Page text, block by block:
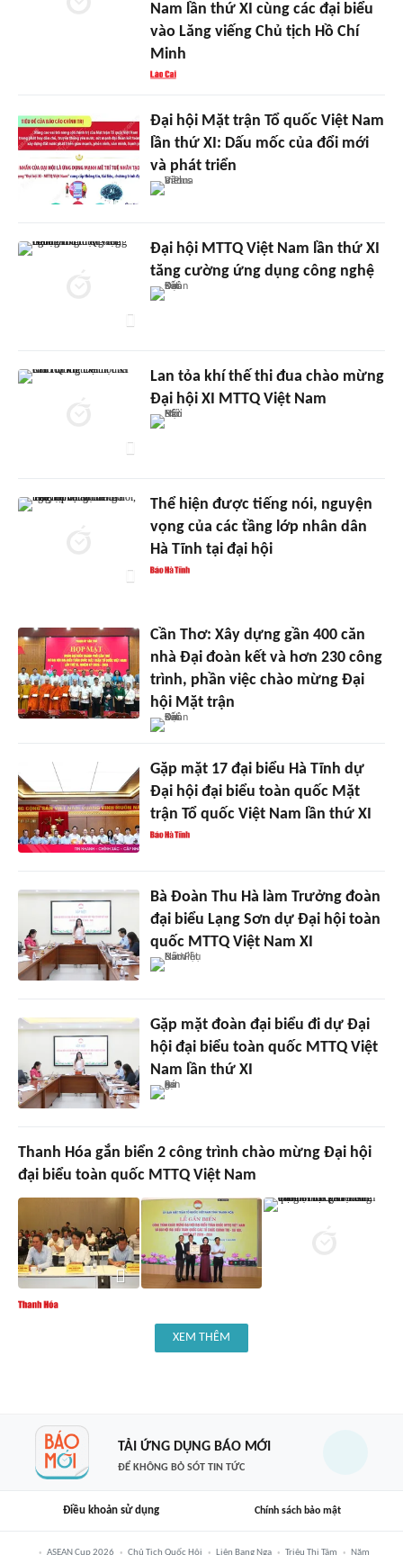
Nam lần thứ XI cùng các đại biểu
vào Lăng viếng Chủ tịch Hồ Chí
Minh
Đại hội Mặt trận Tổ quốc Việt Nam
lần thứ XI: Dấu mốc của đổi mới
và phát triển
Đại hội MTTQ Việt Nam lần thứ XI
tăng cường ứng dụng công nghệ
Lan tỏa khí thế thi đua chào mừng
Đại hội XI MTTQ Việt Nam
Thể hiện được tiếng nói, nguyện
vọng của các tầng lớp nhân dân
Hà Tĩnh tại đại hội
Cần Thơ: Xây dựng gần 400 căn
nhà Đại đoàn kết và hơn 230 công
trình, phần việc chào mừng Đại
hội Mặt trận
Gặp mặt 17 đại biểu Hà Tĩnh dự
Đại hội đại biểu toàn quốc Mặt
trận Tổ quốc Việt Nam lần thứ XI
Bà Đoàn Thu Hà làm Trưởng đoàn
đại biểu Lạng Sơn dự Đại hội toàn
quốc MTTQ Việt Nam XI
Gặp mặt đoàn đại biểu đi dự Đại
hội đại biểu toàn quốc MTTQ Việt
Nam lần thứ XI
Thanh Hóa gắn biển 2 công trình chào mừng Đại hội
đại biểu toàn quốc MTTQ Việt Nam
XEM THÊM
TẢI ỨNG DỤNG BÁO MỚI
ĐỂ KHÔNG BỎ SÓT TIN TỨC
Điều khoản sử dụng Chính sách bảo mật
ASEAN Cup 2026 Chủ Tịch Quốc Hội Liên Bang Nga Triệu Thị Tâm Năm